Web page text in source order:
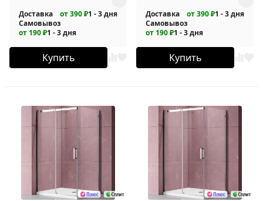
Доставка от 390 ₽1 - 3 дня
Самовывоз
от 190 ₽1 - 3 дня
Купить
Доставка от 390 ₽1 - 3 дня
Самовывоз
от 190 ₽1 - 3 дня
Купить